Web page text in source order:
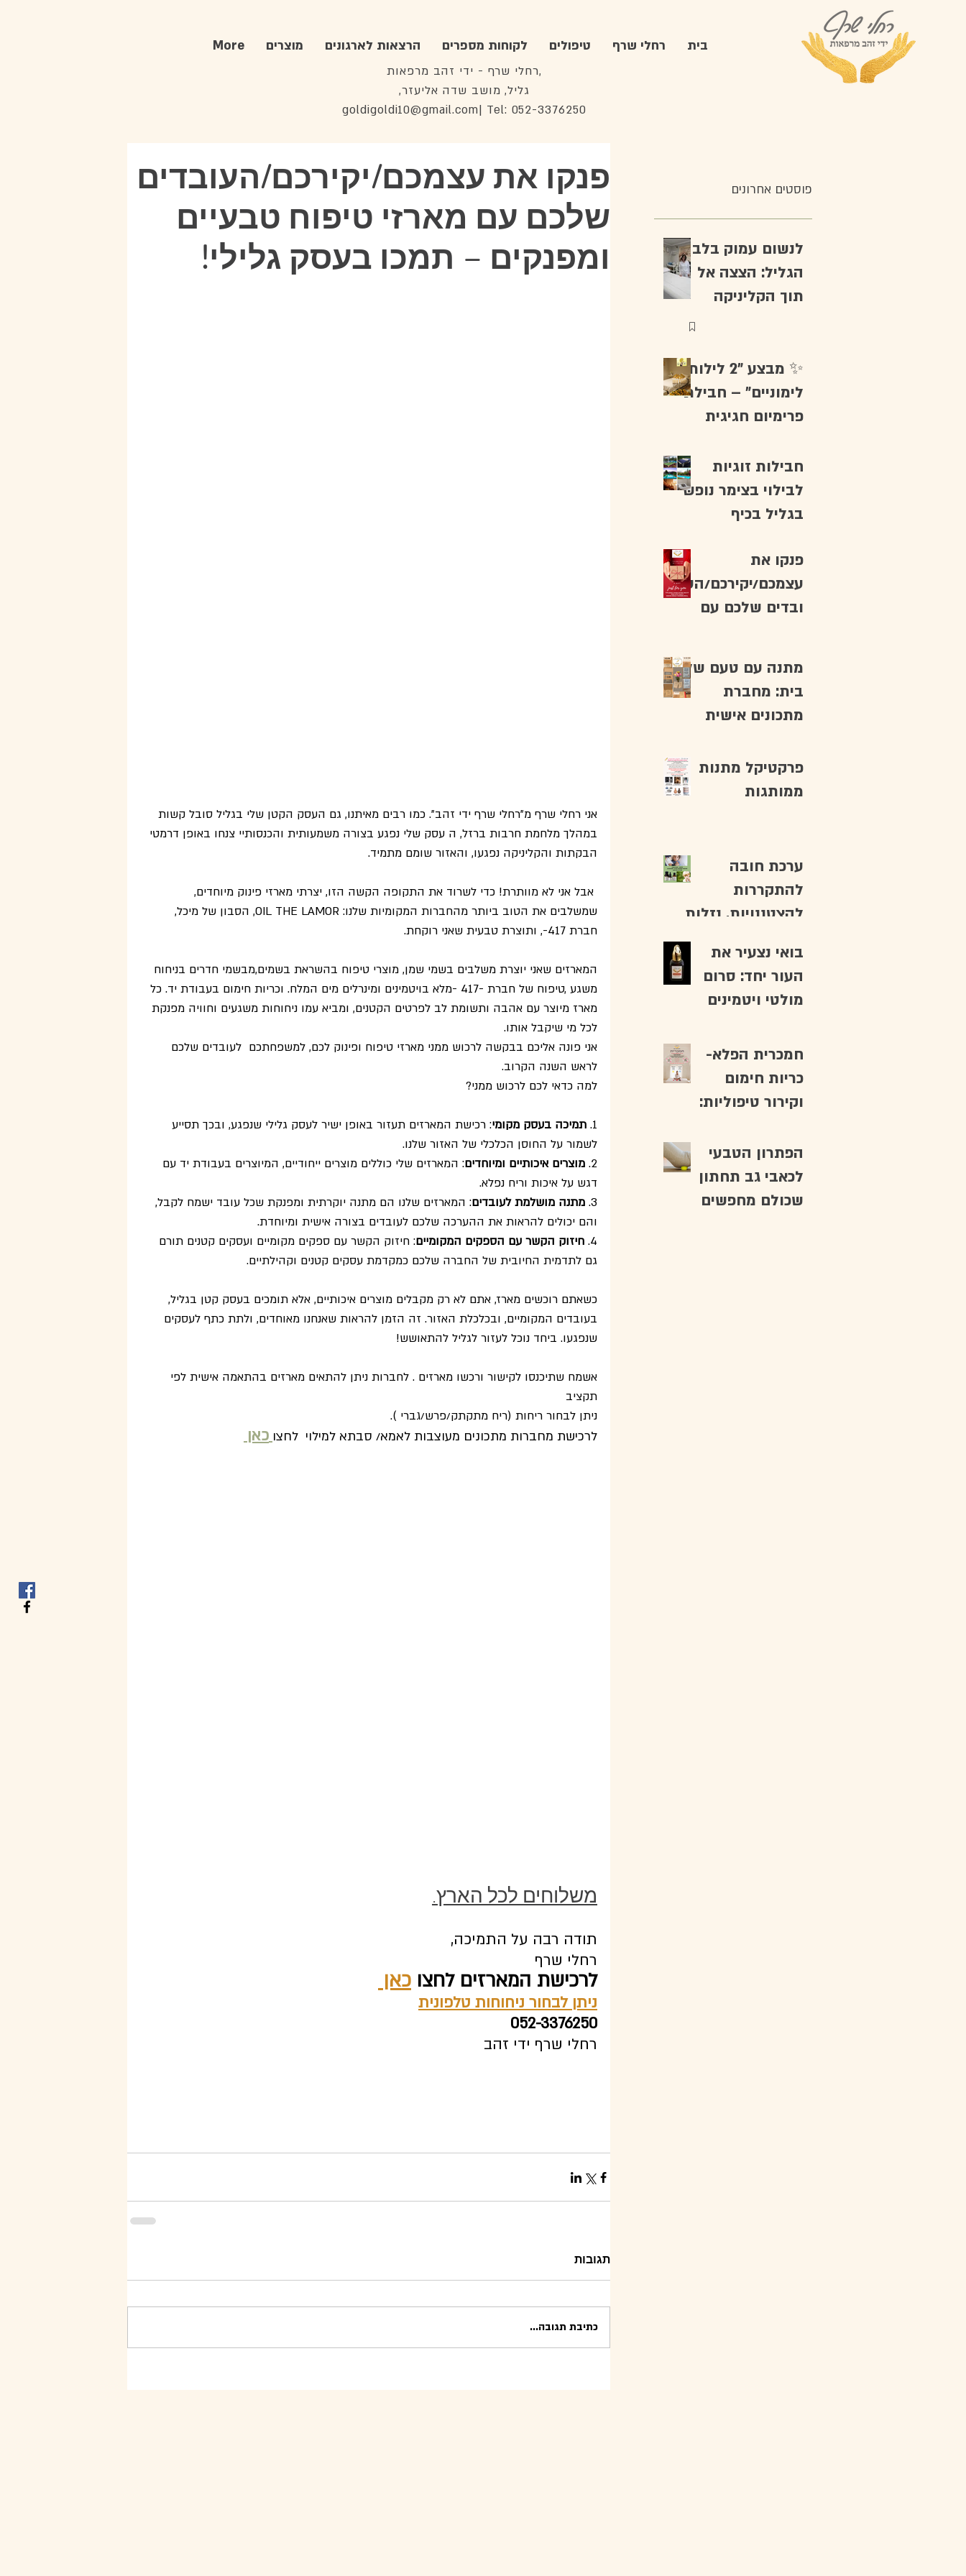
בית רחלי שרף טיפולים לקוחות מספרים הרצאות לארגונים מוצרים More
רחלי שרף - ידי זהב מרפאות,
,גליל, מושב שדה אליעזר
goldigoldi10@gmail.com| Tel: 052-3376250
פנקו את עצמכם/יקירכם/העובדים
שלכם עם מארזי טיפוח טבעיים
ומפנקים – תמכו בעסק גלילי!
אני רחלי שרף מ"רחלי שרף ידי זהב". כמו רבים מאיתנו, גם העסק הקטן שלי בגליל סובל קשות
במהלך מלחמת חרבות ברזל, ה עסק שלי נפגע בצורה משמעותית והכנסותיי צנחו באופן דרמטי
הבקתות והקליניקה נפגעו, והאזור שומם מתמיד.
אבל אני לא מוותרת! כדי לשרוד את התקופה הקשה הזו, יצרתי מארזי פינוק מיוחדים,
שמשלבים את הטוב ביותר מהחברות המקומיות שלנו: OIL THE LAMOR, הסבון של מיכל,
חברת 417-, ותוצרת טבעית שאני רוקחת.
המארזים שאני יוצרת משלבים בשמי שמן, מוצרי טיפוח בהשראת בשמים,מבשמי חדרים בניחוח
משגע ,טיפוח של חברת -417 -מלא בויטמינים ומינרלים מים המלח. וכריות חימום בעבודת יד. כל
מארז מיוצר עם אהבה ותשומת לב לפרטים הקטנים, ומביא עמו ניחוחות משגעים וחוויה מפנקת
לכל מי שיקבל אותו.
אני פונה אליכם בבקשה לרכוש ממני מארזי טיפוח ופינוק לכם, למשפחתכם  לעובדים שלכם
לראש השנה הקרוב.
למה כדאי לכם לרכוש ממני?
1. תמיכה בעסק מקומי: רכישת המארזים תעזור באופן ישיר לעסק גלילי שנפגע, ובכך תסייע
לשמור על החוסן הכלכלי של האזור שלנו.
2. מוצרים איכותיים ומיוחדים: המארזים שלי כוללים מוצרים ייחודיים, המיוצרים בעבודת יד עם
דגש על איכות וריח נפלא.
3. מתנה מושלמת לעובדים: המארזים שלנו הם מתנה יוקרתית ומפנקת שכל עובד ישמח לקבל,
והם יכולים להראות את ההערכה שלכם לעובדים בצורה אישית ומיוחדת.
4. חיזוק הקשר עם הספקים המקומיים: חיזוק הקשר עם ספקים מקומיים ועסקים קטנים תורם
גם לתדמית החיובית של החברה שלכם כמקדמת עסקים קטנים וקהילתיים.
כשאתם רוכשים מארז, אתם לא רק מקבלים מוצרים איכותיים, אלא תומכים בעסק קטן בגליל,
בעובדים המקומיים, ובכלכלת האזור. זה הזמן להראות שאנחנו מאוחדים, ולתת כתף לעסקים
שנפגעו. ביחד נוכל לעזור לגליל להתאושש!
אשמח שתיכנסו לקישור ורכשו מארזים . לחברות ניתן להתאים מארזים בהתאמה אישית לפי
תקציב
ניתן לבחור ריחות (ריח מתקתק/פרש/גברי ).
לרכישת מחברות מתכונים מעוצבות לאמא/ סבתא למילוי  לחצו כאן
משלוחים לכל הארץ.
תודה רבה על התמיכה,
רחלי שרף
לרכישת המארזים לחצו כאן
ניתן לבחור ניחוחות טלפונית
052-3376250
רחלי שרף ידי זהב
תגובות
כתיבת תגובה...
פוסטים אחרונים
לנשום עמוק בלב
הגליל: הצצה אל
תוך הקליניקה
✨ מבצע "2 לילות
לימוניים" – חבילת
פרימיום חגיגית
חבילות זוגיות
לבילוי בצימר נופש
בגליל בכיף
פנקו את
עצמכם/יקירכם/הע
ובדים שלכם עם
טבעיים ומפנקים –
תמכו בעסק גלילי!
מתנה עם טעם של
בית: מחברת
מתכונים אישית
פרקטיקל מתנות
ממותגות
ערכת חובה
להתקררות
להצטננויות, נזלות
לקטנטנים
בואי נצעיר את
העור יחד: סרום
מולטי ויטמינים
להחייאת העור
חמכרית הפלא-
כריות חימום
וקירור טיפוליות:
הפתרון הטבעי
לכאבי גב תחתון
שכולם מחפשים